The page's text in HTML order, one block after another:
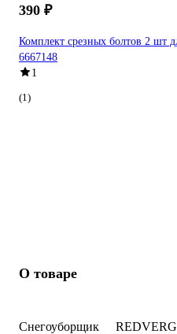
390 ₽
Комплект срезных болтов 2 шт
6667148
1
(1)
О товаре
Снегоуборщик